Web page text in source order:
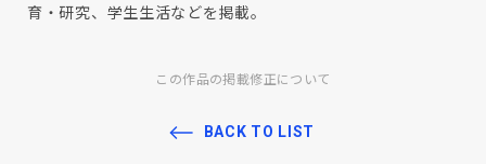
育・研究、学生生活などを掲載。
この作品の掲載修正について
BACK TO LIST